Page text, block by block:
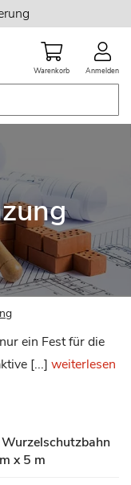
Warenkorb Anmelden
ein Fest für die
[...] weiterlesen
x 5 m